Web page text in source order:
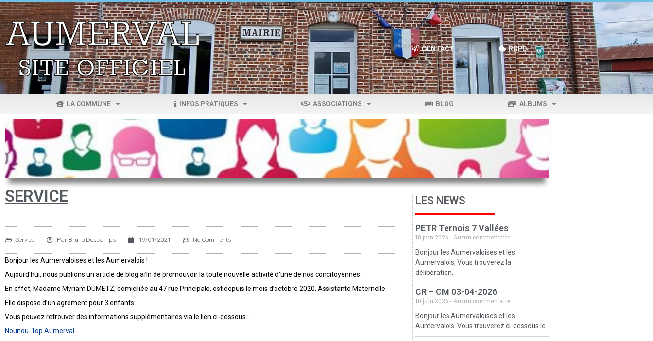
CONTACT RGPD
LA COMMUNE INFOS PRATIQUES ASSOCIATIONS BLOG ALBUMS
SERVICE
Service Par Bruno Descamps 19/01/2021 No Comments
Bonjour les Aumervaloises et les Aumervalois !
Aujourd’hui, nous publions un article de blog afin de promouvoir la toute nouvelle activité d’une de nos concitoyennes.
En effet, Madame Myriam DUMETZ, domiciliée au 47 rue Principale, est depuis le mois d’octobre 2020, Assistante Maternelle.
Elle dispose d’un agrément pour 3 enfants.
Vous pouvez retrouver des informations supplémentaires via le lien ci-dessous :
Nounou-Top Aumerval
LES NEWS
PETR Ternois 7 Vallées
10 juin 2026
Aucun commentaire
Bonjour les Aumervaloises et les
Aumervalois, Vous trouverez la
délibération,
CR – CM 03-04-2026
10 juin 2026
Aucun commentaire
Bonjour les Aumervaloises et les
Aumervalois. Vous trouverez ci-dessous le